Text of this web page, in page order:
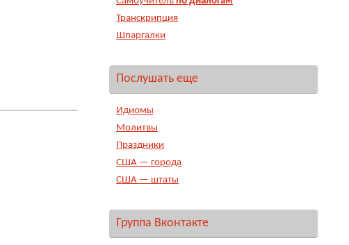
Транскрипция
Шпаргалки
Послушать еще
Идиомы
Молитвы
Праздники
США — города
США — штаты
Группа Вконтакте